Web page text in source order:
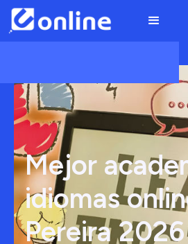
Mejor
idiomas
Pereira